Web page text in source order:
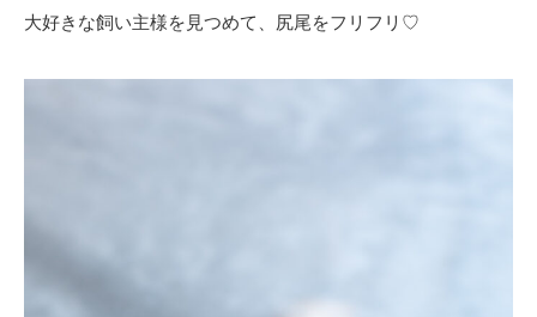
大好きな飼い主様を見つめて、尻尾をフリフリ♡